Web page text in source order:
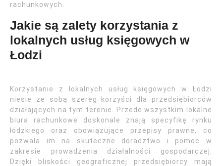
rachunkowych.
Jakie są zalety korzystania z
lokalnych usług księgowych w
Łodzi
Korzystanie z lokalnych usług księgowych w Łodzi
niesie ze sobą szereg korzyści dla przedsiębiorców
działających na tym terenie. Przede wszystkim lokalne
biura rachunkowe doskonale znają specyfikę rynku
łódzkiego oraz obowiązujące przepisy prawne, co
pozwala im na skuteczne doradztwo i pomoc w
zakresie prowadzenia działalności gospodarczej.
Dzięki bliskości geograficznej przedsiębiorcy mają